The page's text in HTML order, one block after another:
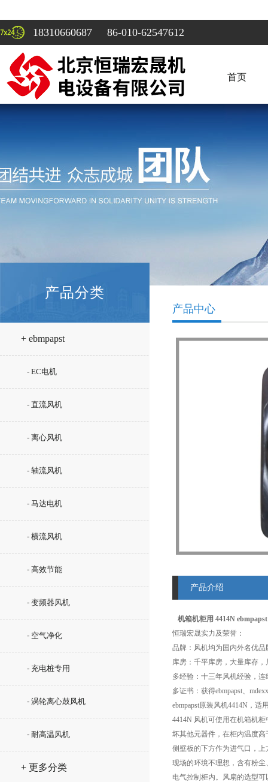
18310660687 86-010-62547612
首页
产品分类
+ ebmpapst
- EC电机
- 直流风机
- 离心风机
- 轴流风机
- 马达电机
- 横流风机
- 高效节能
- 变频器风机
- 空气净化
- 充电桩专用
- 涡轮离心鼓风机
- 耐高温风机
+ 更多分类
产品中心
产品介绍
机箱机柜用 4414N
恒瑞宏晟实力及荣誉：
品牌：风机均为国内外名优
库房：千平库房，大量库存
多经验：十三年风机经验，
多证书：获得ebmpapst、
ebmpapst原装风机4414N，
4414N 风机可使用在机箱机
坏其他元器件，在柜内温度
侧壁板的下方作为进气口，
现场的环境不理想，含有粉
电气控制柜内。风扇的选型